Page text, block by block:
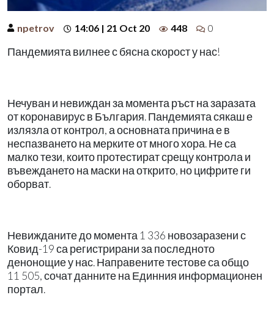
npetrov 14:06 | 21 Oct 20 448 0
Пандемията вилнее с бясна скорост у нас!
Нечуван и невиждан за момента ръст на заразата
от коронавирус в България. Пандемията сякаш е
излязла от контрол, а основната причина е в
неспазването на мерките от много хора. Не са
малко тези, които протестират срещу контрола и
въвеждането на маски на открито, но цифрите ги
оборват.
Невижданите до момента 1 336 новозаразени с
Ковид-19 са регистрирани за последното
денонощие у нас. Направените тестове са общо
11 505, сочат данните на Единния информационен
портал.